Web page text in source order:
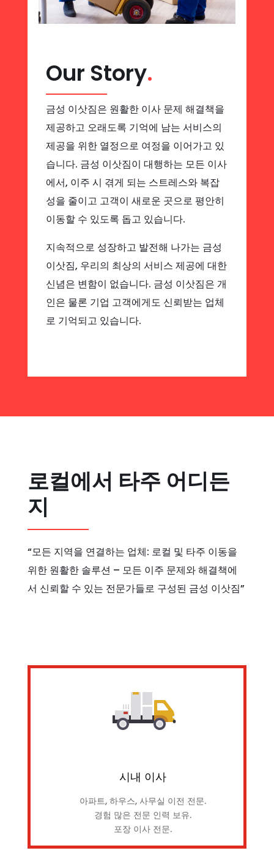
Our Story.
금성 이삿짐은 원활한 이사 문제 해결책을
제공하고 오래도록 기억에 남는 서비스의
제공을 위한 열정으로 여정을 이어가고 있
습니다. 금성 이삿짐이 대행하는 모든 이사
에서, 이주 시 겪게 되는 스트레스와 복잡
성을 줄이고 고객이 새로운 곳으로 평안히
이동할 수 있도록 돕고 있습니다.
지속적으로 성장하고 발전해 나가는 금성
이삿짐, 우리의 최상의 서비스 제공에 대한
신념은 변함이 없습니다. 금성 이삿짐은 개
인은 물론 기업 고객에게도 신뢰받는 업체
로 기억되고 있습니다.
로컬에서 타주 어디든
지
“모든 지역을 연결하는 업체: 로컬 및 타주 이동을
위한 원활한 솔루션 – 모든 이주 문제와 해결책에
서 신뢰할 수 있는 전문가들로 구성된 금성 이삿짐”
시내 이사
아파트, 하우스, 사무실 이전 전문.
경험 많은 전문 인력 보유.
포장 이사 전문.